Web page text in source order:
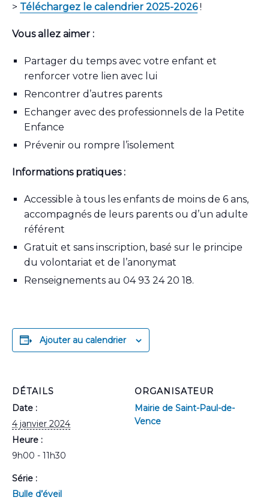
> Téléchargez le calendrier 2025-2026!
Vous allez aimer :
Partager du temps avec votre enfant et
renforcer votre lien avec lui
Rencontrer d’autres parents
Echanger avec des professionnels de la Petite
Enfance
Prévenir ou rompre l’isolement
Informations pratiques :
Accessible à tous les enfants de moins de 6 ans,
accompagnés de leurs parents ou d’un adulte
référent
Gratuit et sans inscription, basé sur le principe
du volontariat et de l’anonymat
Renseignements au 04 93 24 20 18.
Ajouter au calendrier
DÉTAILS
Date :
4 janvier 2024
Heure :
9h00 - 11h30
Série :
Bulle d’éveil
ORGANISATEUR
Mairie de Saint-Paul-de-
Vence